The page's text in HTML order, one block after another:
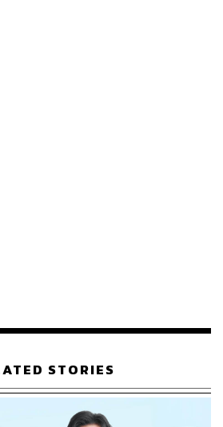
ษัทจึงคิกออฟโครงการ ‘หลอดยาเก่า
นเงินทุนในการผลิตขาเทียมและ
การที่ยังขาดโอกาสเข้าถึงขาเทียม
STORIES